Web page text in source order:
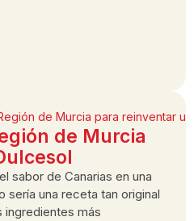
de Murcia
sabor de Canarias en una
sería una receta tan original
más